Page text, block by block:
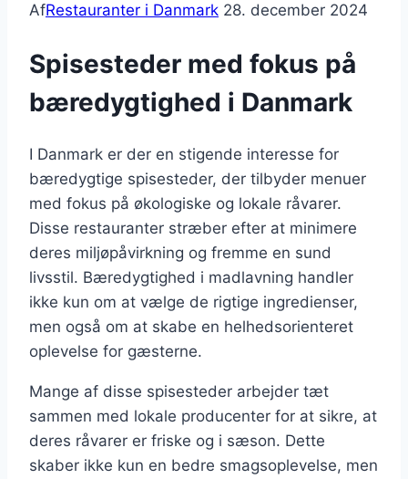
AfRestauranter i Danmark 28. december 2024
Spisesteder med fokus på
bæredygtighed i Danmark
I Danmark er der en stigende interesse for
bæredygtige spisesteder, der tilbyder menuer
med fokus på økologiske og lokale råvarer.
Disse restauranter stræber efter at minimere
deres miljøpåvirkning og fremme en sund
livsstil. Bæredygtighed i madlavning handler
ikke kun om at vælge de rigtige ingredienser,
men også om at skabe en helhedsorienteret
oplevelse for gæsterne.
Mange af disse spisesteder arbejder tæt
sammen med lokale producenter for at sikre, at
deres råvarer er friske og i sæson. Dette
skaber ikke kun en bedre smagsoplevelse, men